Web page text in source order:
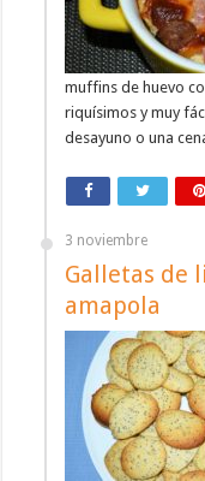
muffins de huevo
riquísimos y muy
desayuno o una
3 noviembre
Galletas de
amapola